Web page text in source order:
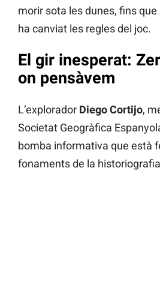
morir sota les dunes, fins
ha canviat les regles del joc.
El gir inesperat:
on pensàvem
L’explorador Diego Cortijo,
Societat Geogràfica
bomba informativa que està
fonaments de la